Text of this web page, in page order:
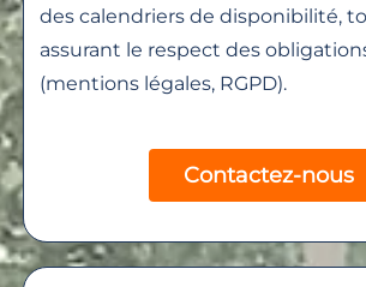
des calendriers de disponibilité,
assurant le respect des
(mentions légales, RGPD).
Contactez-nous